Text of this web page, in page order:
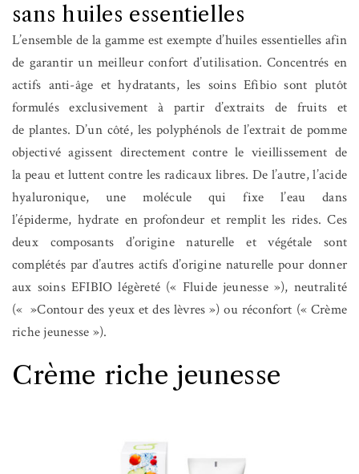
sans huiles essentielles
L’ensemble de la gamme est exempte d’huiles essentielles afin
de garantir un meilleur confort d’utilisation. Concentrés en
actifs anti-âge et hydratants, les soins Efibio sont plutôt
formulés exclusivement à partir d’extraits de fruits et
de plantes. D’un côté, les polyphénols de l’extrait de pomme
objectivé agissent directement contre le vieillissement de
la peau et luttent contre les radicaux libres. De l’autre, l’acide
hyaluronique, une molécule qui fixe l’eau dans
l’épiderme, hydrate en profondeur et remplit les rides. Ces
deux composants d’origine naturelle et végétale sont
complétés par d’autres actifs d’origine naturelle pour donner
aux soins EFIBIO légèreté (« Fluide jeunesse »), neutralité
(« »Contour des yeux et des lèvres ») ou réconfort (« Crème
riche jeunesse »).
Crème riche jeunesse